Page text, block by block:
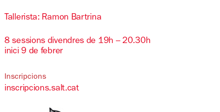
Tallerista: Ramon Bartrina
8 sessions divendres de 19h – 20.30h
inici 9 de febrer
Inscripcions
inscripcions.salt.cat